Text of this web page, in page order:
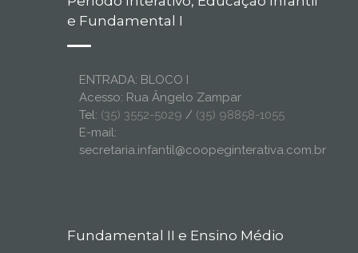
e Fundamental I
ENTRADA: BLOCO I
Acesso: Rua Ângelo Zampar
Tel: (35) 3552-5029 / (35) 98858-1055
E-mail:
secretaria.infantil@coopeginterativa.com.br
Fundamental II e Ensino Médio